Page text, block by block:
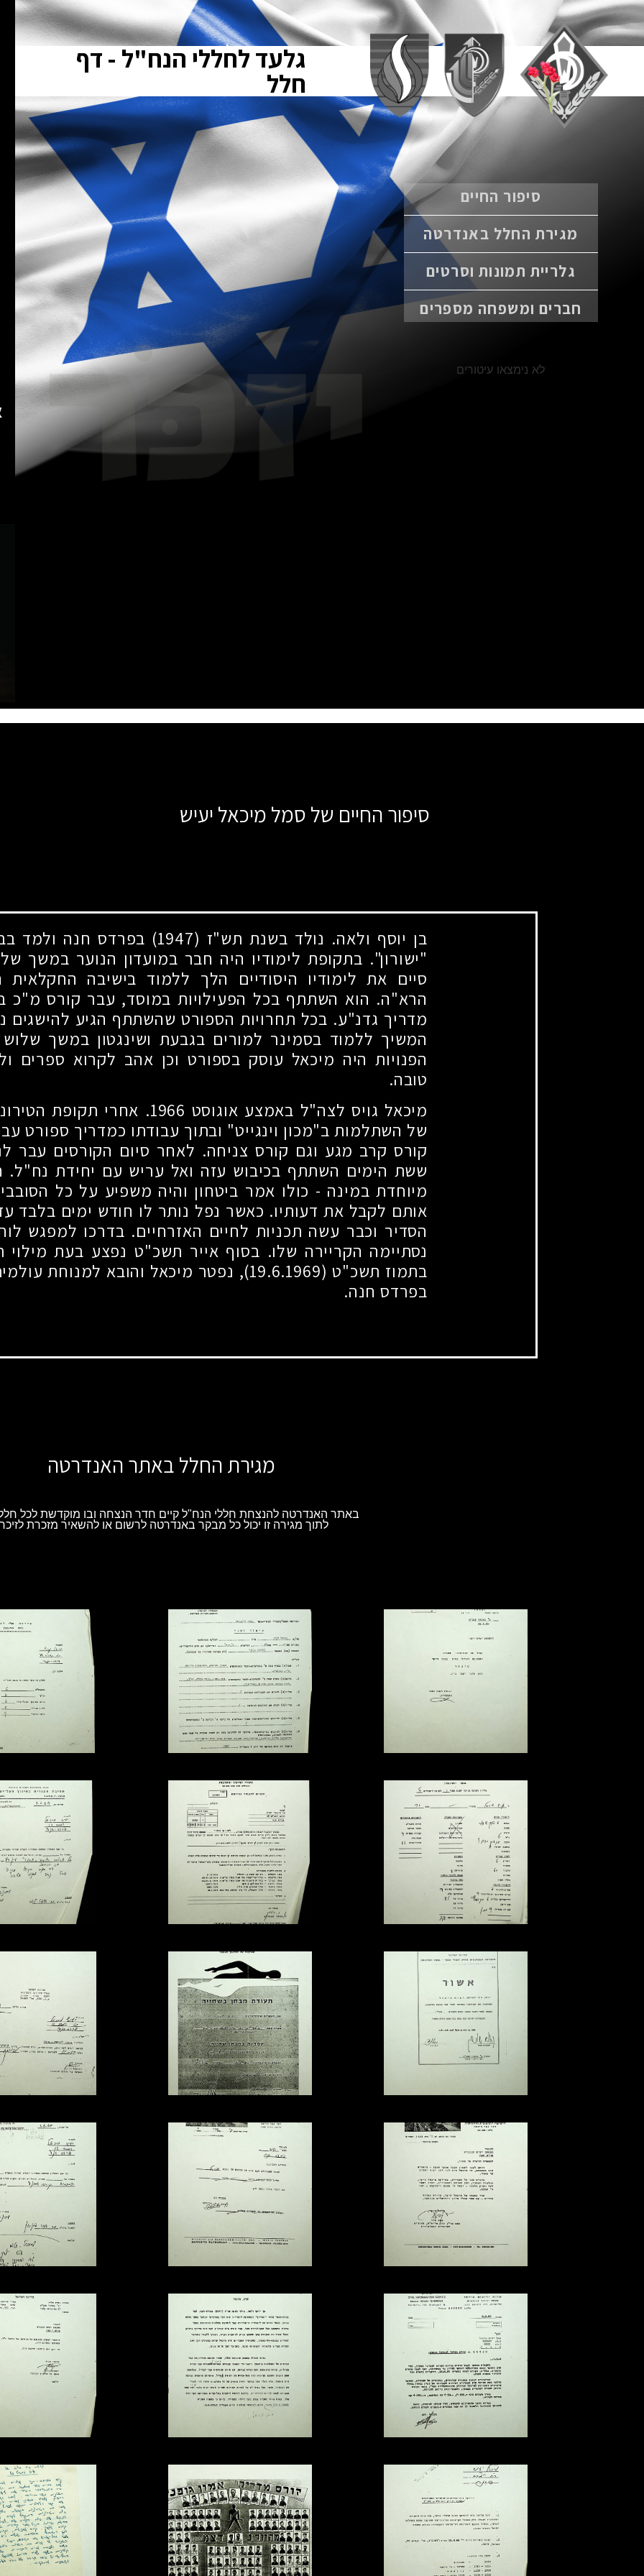
גלעד לחללי הנח"ל - דף
חלל
סיפור החיים
מגירת החלל באנדרטה
גלריית תמונות וסרטים
חברים ומשפחה מספרים
לא נימצאו עיטורים
סיפור החיים של סמל מיכאל יעיש
בן יוסף ולאה. נולד בשנת תש"ז (1947)
בפרדס חנה ולמד
"ישורון". בתקופת לימודיו היה חבר במועדון הנוער במשך
סיים את לימודיו היסודיים הלך ללמוד בישיבה החקלאית
הרא"ה. הוא השתתף בכל הפעילויות במוסד, עבר קורס מ"כ
מדריך גדנ"ע. בכל תחרויות הספורט שהשתתף הגיע להישגים
המשיך ללמוד בסמינר למורים בגבעת ושינגטון במשך שלוש
הפנויות היה מיכאל עוסק בספורט וכן אהב לקרוא ספרים
טובה.
מיכאל גויס לצה"ל באמצע אוגוסט 1966. אחרי תקופת
של השתלמות ב"מכון וינגייט" ובתוך עבודתו כמדריך ספורט
קורס קרב מגע וגם קורס צניחה. לאחר סיום הקורסים עבר
ששת הימים השתתף בכיבוש עזה ואל עריש עם יחידת נח"ל.
מיוחדת במינה - כולו אמר ביטחון והיה משפיע על כל
אותם לקבל את דעותיו. כאשר נפל נותר לו חודש ימים בלבד
הסדיר וכבר עשה תכניות לחיים האזרחיים. בדרכו למפגש
נסתיימה הקריירה שלו. בסוף אייר תשכ"ט נפצע בעת מילוי
בתמוז תשכ"ט (19.6.1969)
, נפטר מיכאל והובא למנוחת
בפרדס חנה.
מגירת החלל באתר האנדרטה
באתר האנדרטה להנצחת חללי הנח"ל קיים חדר הנצחה ובו מוקדשת לכל
לתוך מגירה זו יכול כל מבקר באנדרטה לרשום או להשאיר מזכרת